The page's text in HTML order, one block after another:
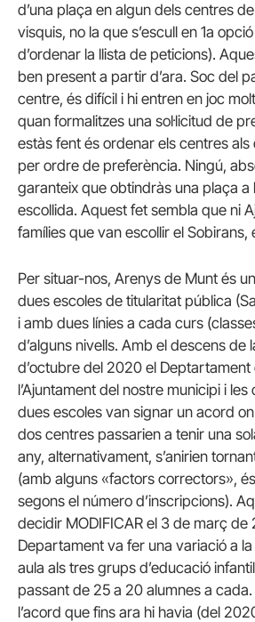
d’una plaça en algun dels centres
visquis, no la que s’escull en 1a
d’ordenar la llista de peticions).
ben present a partir d’ara. Soc del
centre, és difícil i hi entren en joc
quan formalitzes una sol·licitud de
estàs fent és ordenar els centres als
per ordre de preferència. Ningú,
garanteix que obtindràs una plaça a
escollida. Aquest fet sembla que ni
famílies que van escollir el Sobirans,
Per situar-nos, Arenys de Munt és
dues escoles de titularitat pública
i amb dues línies a cada curs
d’alguns nivells. Amb el descens de
d’octubre del 2020 el Deptartament
l’Ajuntament del nostre municipi i
dues escoles van signar un acord on
dos centres passarien a tenir una
any, alternativament, s’anirien
(amb alguns «factors correctors»,
segons el número d’inscripcions).
decidir MODIFICAR el 3 de març de
Departament va fer una variació a
aula als tres grups d’educació infantil
passant de 25 a 20 alumnes a
l’acord que fins ara hi havia (del